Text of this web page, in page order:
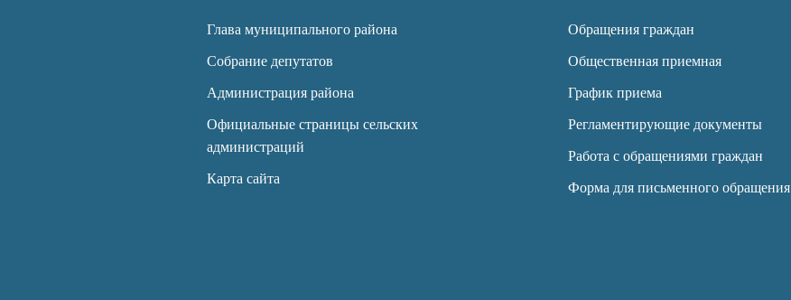
Глава муниципального района
Собрание депутатов
Администрация района
Официальные страницы сельских
администраций
Карта сайта
Обращения граждан
Общественная приемная
График приема
Регламентирующие документы
Работа с обращениями граждан
Форма для письменного обращения